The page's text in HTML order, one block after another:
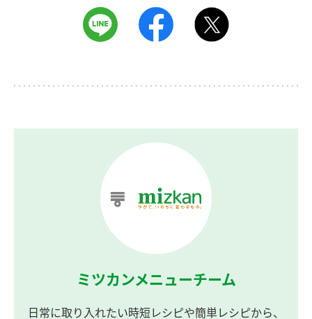
ミツカンメニューチーム
日常に取り入れたい時短レシピや簡単レシピから、